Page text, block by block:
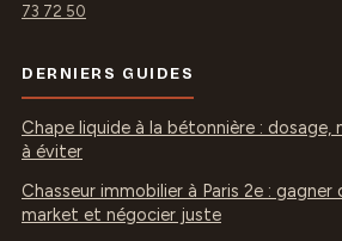
73 72 50
DERNIERS GUIDES
Chape liquide à la bétonnière : dosage,
à éviter
Chasseur immobilier à Paris 2e :
market et négocier juste